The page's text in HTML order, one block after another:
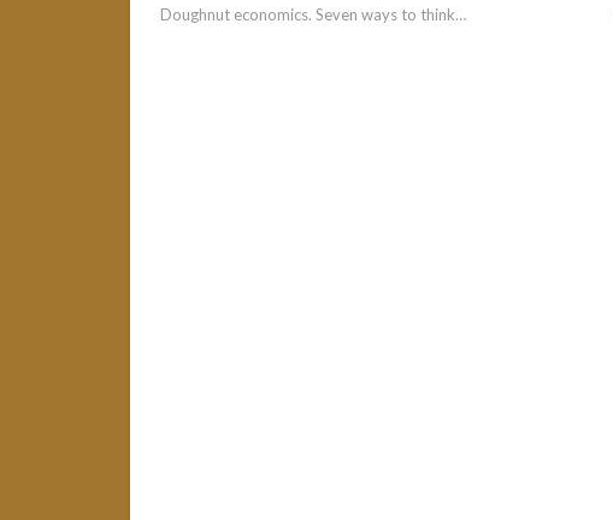
Doughnut economics. Seven ways to think…